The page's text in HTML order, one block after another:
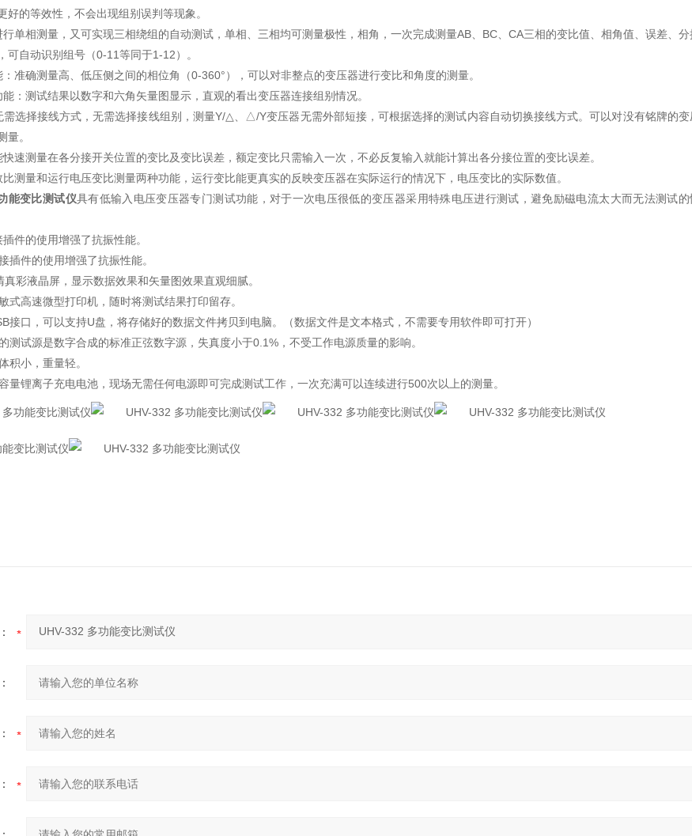
好的等效性，不会出现组别误判等现象。
单相测量，又可实现三相绕组的自动测试，单相、三相均可测量极性，相角，一次完成测量AB、BC、CA三相的变比值、相角值、误差、分
可自动识别组号（0-11等同于1-12）。
准确测量高、低压侧之间的相位角（0-360°），可以对非整点的变压器进行变比和角度的测量。
：测试结果以数字和六角矢量图显示，直观的看出变压器连接组别情况。
需选择接线方式，无需选择接线组别，测量Y/△、△/Y变压器无需外部短接，可根据选择的测试内容自动切换接线方式。可以对没有铭牌的变
量。
速测量在各分接开关位置的变比及变比误差，额定变比只需输入一次，不必反复输入就能计算出各分接位置的变比误差。
测量和运行电压变比测量两种功能，运行变比能更真实的反映变压器在实际运行的情况下，电压变比的实际数值。
能变比测试仪具有低输入电压变压器专门测试功能，对于一次电压很低的变压器采用特殊电压进行测试，避免励磁电流太大而无法测试的
件的使用增强了抗振性能。
插件的使用增强了抗振性能。
彩液晶屏，显示数据效果和矢量图效果直观细腻。
式高速微型打印机，随时将测试结果打印留存。
接口，可以支持U盘，将存储好的数据文件拷贝到电脑。（数据文件是文本格式，不需要专用软件即可打开）
测试源是数字合成的标准正弦数字源，失真度小于0.1%，不受工作电源质量的影响。
积小，重量轻。
量锂离子充电电池，现场无需任何电源即可完成测试工作，一次充满可以连续进行500次以上的测量。